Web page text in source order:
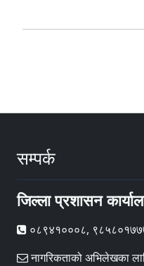
सम्पर्क
जिल्ला प्रशासन
०८९४१०००८,
नागरिकताको अभिलेखका